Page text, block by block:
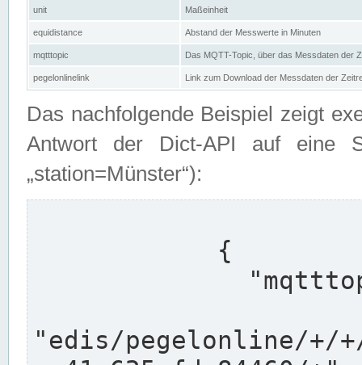
unit Maßeinheit
equidistance Abstand der Messwerte in Minuten
mqtttopic Das MQTT-Topic, über das Messdaten der
pegelonlinelink Link zum Download der Messdaten der
Das nachfolgende Beispiel zeigt
Antwort der Dict-API auf eine
„station=Münster“):
"edis/pegelonline/+/